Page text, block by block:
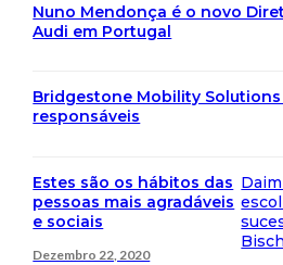
Nuno Mendonça é o novo
Audi em Portugal
Bridgestone Mobility
responsáveis
Estes são os hábitos das
pessoas mais agradáveis
e sociais
Dezembro 22, 2020